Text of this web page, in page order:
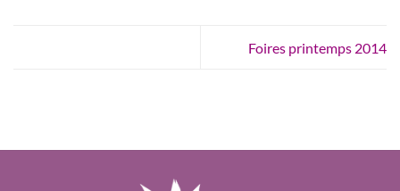
Foires printemps 2014